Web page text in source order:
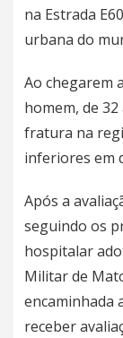
na Estrada
urbana do
Ao chegarem
homem, de
fratura na
inferiores em
Após a
seguindo os
hospitalar
Militar de
encaminhada
receber